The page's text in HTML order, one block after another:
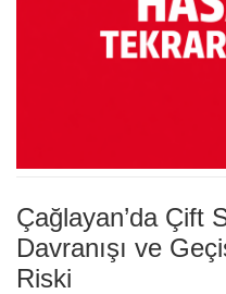
Çağlayan’da Çift
Davranışı ve
Riski